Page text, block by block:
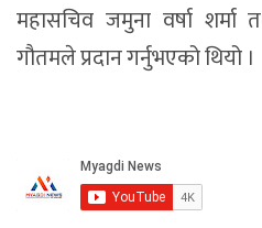
महासचिव जमुना वर्षा शर्मा
गौतमले प्रदान गर्नुभएको थियो ।